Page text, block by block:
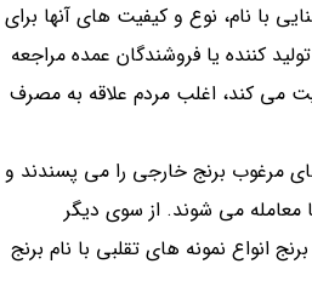
با نام، نوع و کیفیت های آنها برای
کننده یا فروشندگان عمده مراجعه
می کند، اغلب مردم علاقه به مصرف
های مرغوب برنج خارجی را می پسندند و
معامله می شوند. از سوی دیگر
انواع نمونه های تقلبی با نام برنج